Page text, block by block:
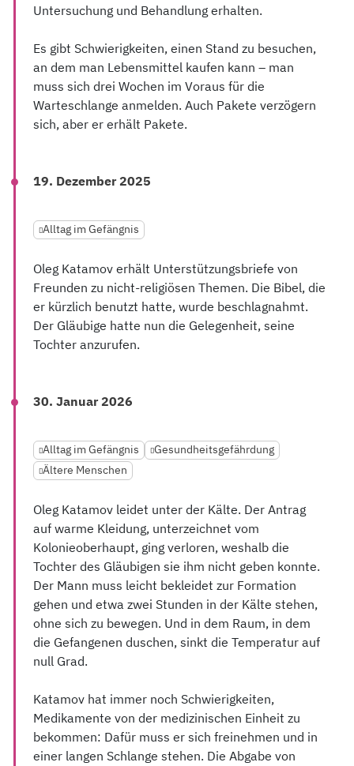
Untersuchung und Behandlung erhalten.
Es gibt Schwierigkeiten, einen Stand zu besuchen,
an dem man Lebensmittel kaufen kann – man
muss sich drei Wochen im Voraus für die
Warteschlange anmelden. Auch Pakete verzögern
sich, aber er erhält Pakete.
19. Dezember 2025
Alltag im Gefängnis
Oleg Katamov erhält Unterstützungsbriefe von
Freunden zu nicht-religiösen Themen. Die Bibel, die
er kürzlich benutzt hatte, wurde beschlagnahmt.
Der Gläubige hatte nun die Gelegenheit, seine
Tochter anzurufen.
30. Januar 2026
Alltag im Gefängnis
Gesundheitsgefährdung
Ältere Menschen
Oleg Katamov leidet unter der Kälte. Der Antrag
auf warme Kleidung, unterzeichnet vom
Kolonieoberhaupt, ging verloren, weshalb die
Tochter des Gläubigen sie ihm nicht geben konnte.
Der Mann muss leicht bekleidet zur Formation
gehen und etwa zwei Stunden in der Kälte stehen,
ohne sich zu bewegen. Und in dem Raum, in dem
die Gefangenen duschen, sinkt die Temperatur auf
null Grad.
Katamov hat immer noch Schwierigkeiten,
Medikamente von der medizinischen Einheit zu
bekommen: Dafür muss er sich freinehmen und in
einer langen Schlange stehen. Die Abgabe von